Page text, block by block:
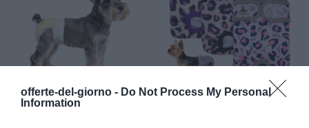
offerte-del-giorno - Do Not Process My Personal
Information
Prodotti per animali domestici Prodotti per animali domestici